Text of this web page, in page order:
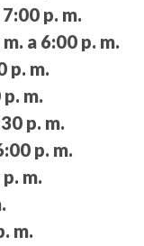
p. m.
a 6:00 p. m.
p. m.
m.
p. m.
p. m.
m.
m.